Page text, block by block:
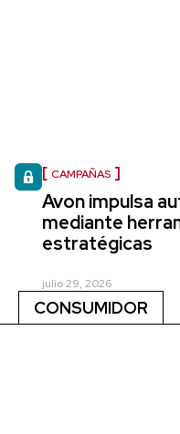
CAMPAÑAS
Avon impulsa
mediante
estratégicas
julio 29, 2026
CONSUMIDOR